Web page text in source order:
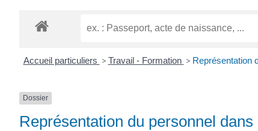
SAINTONGE
Accueil particuliers > Travail - Formation > Représentation
Dossier
Représentation du personnel